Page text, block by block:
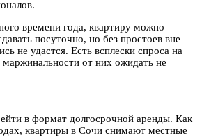
времени года, квартиру можно
посуточно, но без простоев вне
не удастся. Есть всплески спроса на
от них ожидать не
в формат долгосрочной аренды. Как
квартиры в Сочи снимают местные